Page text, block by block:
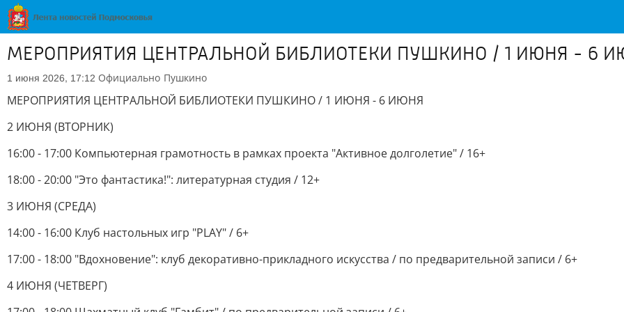
МЕРОПРИЯТИЯ ЦЕНТРАЛЬНОЙ БИБЛИОТЕКИ ПУШКИНО / 1 ИЮНЯ - 6
1 июня 2026, 17:12 Официально Пушкино
МЕРОПРИЯТИЯ ЦЕНТРАЛЬНОЙ БИБЛИОТЕКИ ПУШКИНО / 1 ИЮНЯ - 6 ИЮНЯ
2 ИЮНЯ (ВТОРНИК)
16:00 - 17:00 Компьютерная грамотность в рамках проекта "Активное долголетие" / 16+
18:00 - 20:00 "Это фантастика!": литературная студия / 12+
3 ИЮНЯ (СРЕДА)
14:00 - 16:00 Клуб настольных игр "PLAY" / 6+
17:00 - 18:00 "Вдохновение": клуб декоративно-прикладного искусства / по предварительной записи / 6+
4 ИЮНЯ (ЧЕТВЕРГ)